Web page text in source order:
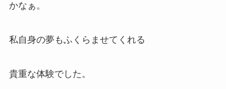
かなぁ。
私自身の夢もふくらませてくれる
貴重な体験でした。